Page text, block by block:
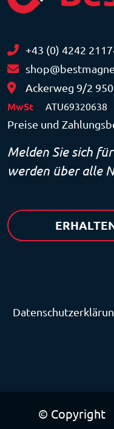
+43 (0) 4242
Ackerweg 9/2
MwSt ATU69320638
Preise und
Melden Sie sich
werden über alle
© Copyright